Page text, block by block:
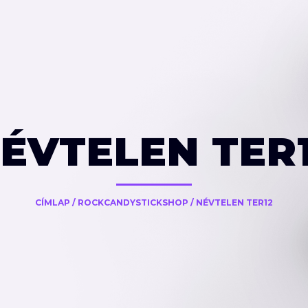
CÍMLAP / ROCKCANDYSTICKSHOP / NÉVTELEN TER12